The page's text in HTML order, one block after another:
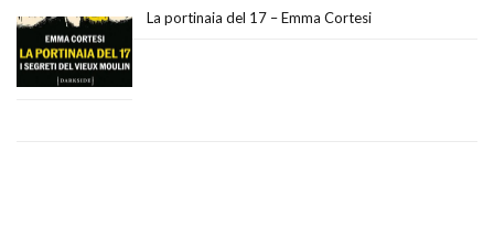
La portinaia del 17 – Emma Cortesi